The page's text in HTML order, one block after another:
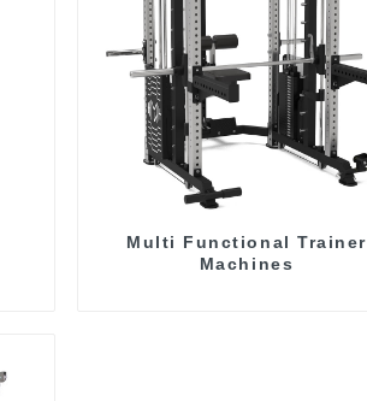
Multi Functional Trainer
Machines